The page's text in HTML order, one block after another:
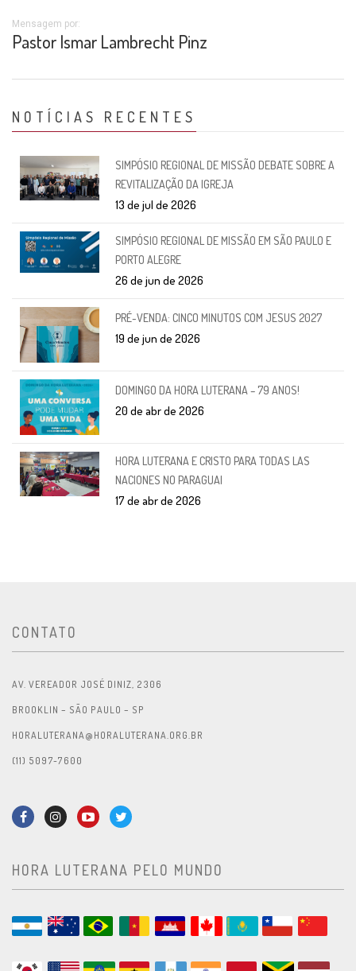
Mensagem por:
Pastor Ismar Lambrecht Pinz
NOTÍCIAS RECENTES
SIMPÓSIO REGIONAL DE MISSÃO DEBATE SOBRE A
REVITALIZAÇÃO DA IGREJA
13 de jul de 2026
SIMPÓSIO REGIONAL DE MISSÃO EM SÃO PAULO E
PORTO ALEGRE
26 de jun de 2026
PRÉ-VENDA: CINCO MINUTOS COM JESUS 2027
19 de jun de 2026
DOMINGO DA HORA LUTERANA – 79 ANOS!
20 de abr de 2026
HORA LUTERANA E CRISTO PARA TODAS LAS
NACIONES NO PARAGUAI
17 de abr de 2026
CONTATO
AV. VEREADOR JOSÉ DINIZ, 2306
BROOKLIN – SÃO PAULO – SP
HORALUTERANA@HORALUTERANA.ORG.BR
(11) 5097-7600
HORA LUTERANA PELO MUNDO